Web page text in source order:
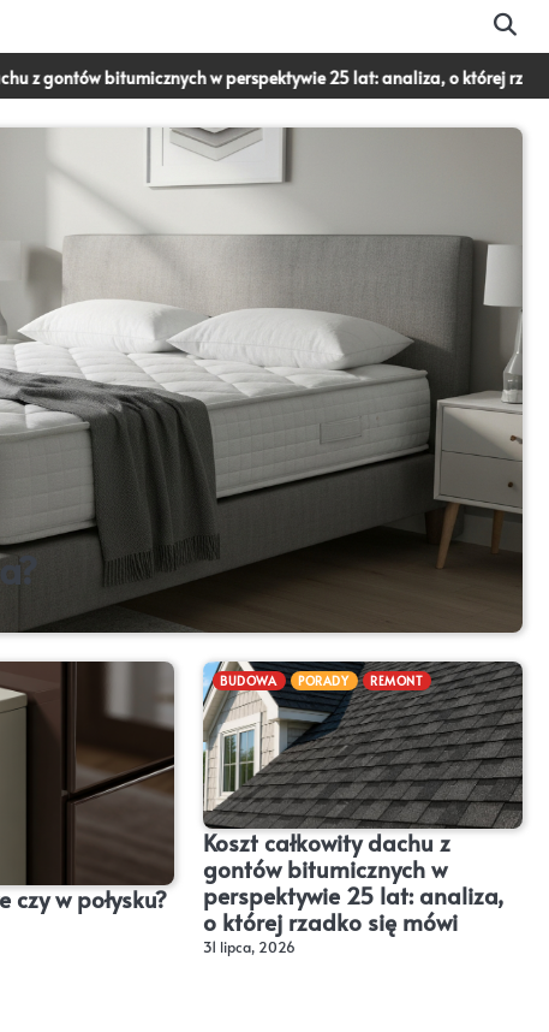
bitumicznych w perspektywie 25 lat: analiza, o której rzadko się mówi
w połysku?
BUDOWA PORADY REMONT
Koszt całkowity dachu z
gontów bitumicznych w
perspektywie 25 lat: analiza,
o której rzadko się mówi
31 lipca, 2026